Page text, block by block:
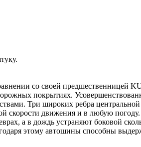
со своей предшественницей
покрытиях.
Три широких ребра
скорости движения и в любую
а в дождь устраняют боковой
этому автошины способны